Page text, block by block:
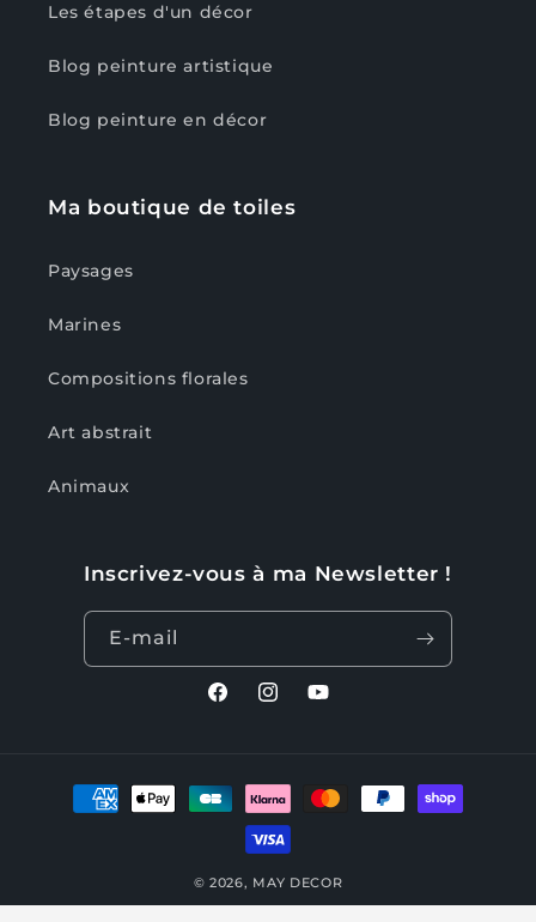
Les étapes d'un décor
Blog peinture artistique
Blog peinture en décor
Ma boutique de toiles
Paysages
Marines
Compositions florales
Art abstrait
Animaux
Inscrivez-vous à ma Newsletter !
E-mail
FacebookInstagramYouTube
Moyens
© 2026, MAY DECOR